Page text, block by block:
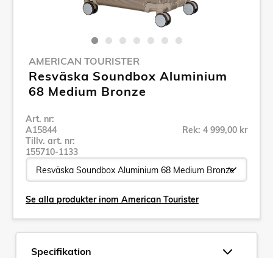
AMERICAN TOURISTER
Resväska Soundbox Aluminium
68 Medium Bronze
Art. nr:
A15844
Tillv. art. nr:
155710-1133
Rek: 4 999,00 kr
Se alla produkter inom American Tourister
Specifikation